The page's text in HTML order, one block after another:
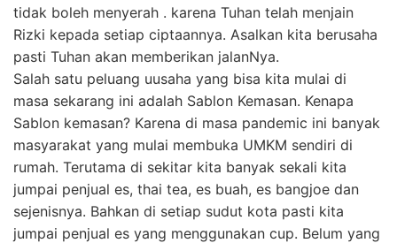
tidak boleh menyerah . karena Tuhan telah menjain
Rizki kepada setiap ciptaannya. Asalkan kita berusaha
pasti Tuhan akan memberikan jalanNya.
Salah satu peluang uusaha yang bisa kita mulai di
masa sekarang ini adalah Sablon Kemasan. Kenapa
Sablon kemasan? Karena di masa pandemic ini banyak
masyarakat yang mulai membuka UMKM sendiri di
rumah. Terutama di sekitar kita banyak sekali kita
jumpai penjual es, thai tea, es buah, es bangjoe dan
sejenisnya. Bahkan di setiap sudut kota pasti kita
jumpai penjual es yang menggunakan cup. Belum yang